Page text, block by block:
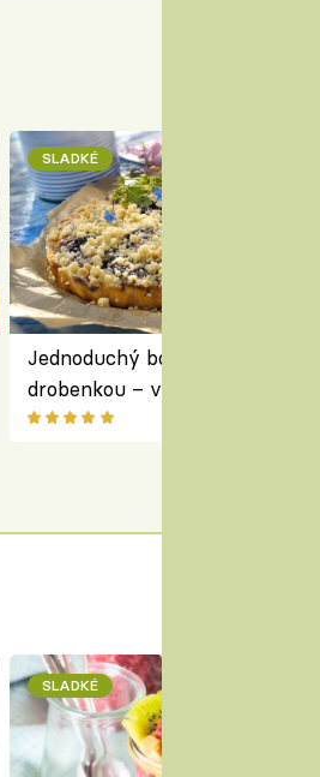
SLADKÉ
Jednoduchý borůvkový koláč s
drobenkou – vláčný moučník
ovoce
SLADKÉ